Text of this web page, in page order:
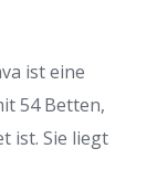
ist eine
54 Betten,
ist. Sie liegt